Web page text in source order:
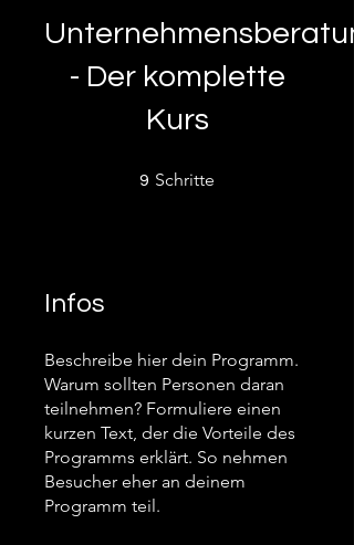
- Der komplette
Kurs
9 Schritte
Infos
Beschreibe hier dein Programm.
Warum sollten Personen daran
teilnehmen? Formuliere einen
kurzen Text, der die Vorteile des
Programms erklärt. So nehmen
Besucher eher an deinem
Programm teil.